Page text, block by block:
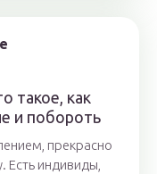
такое, как
и побороть
прекрасно
индивиды,